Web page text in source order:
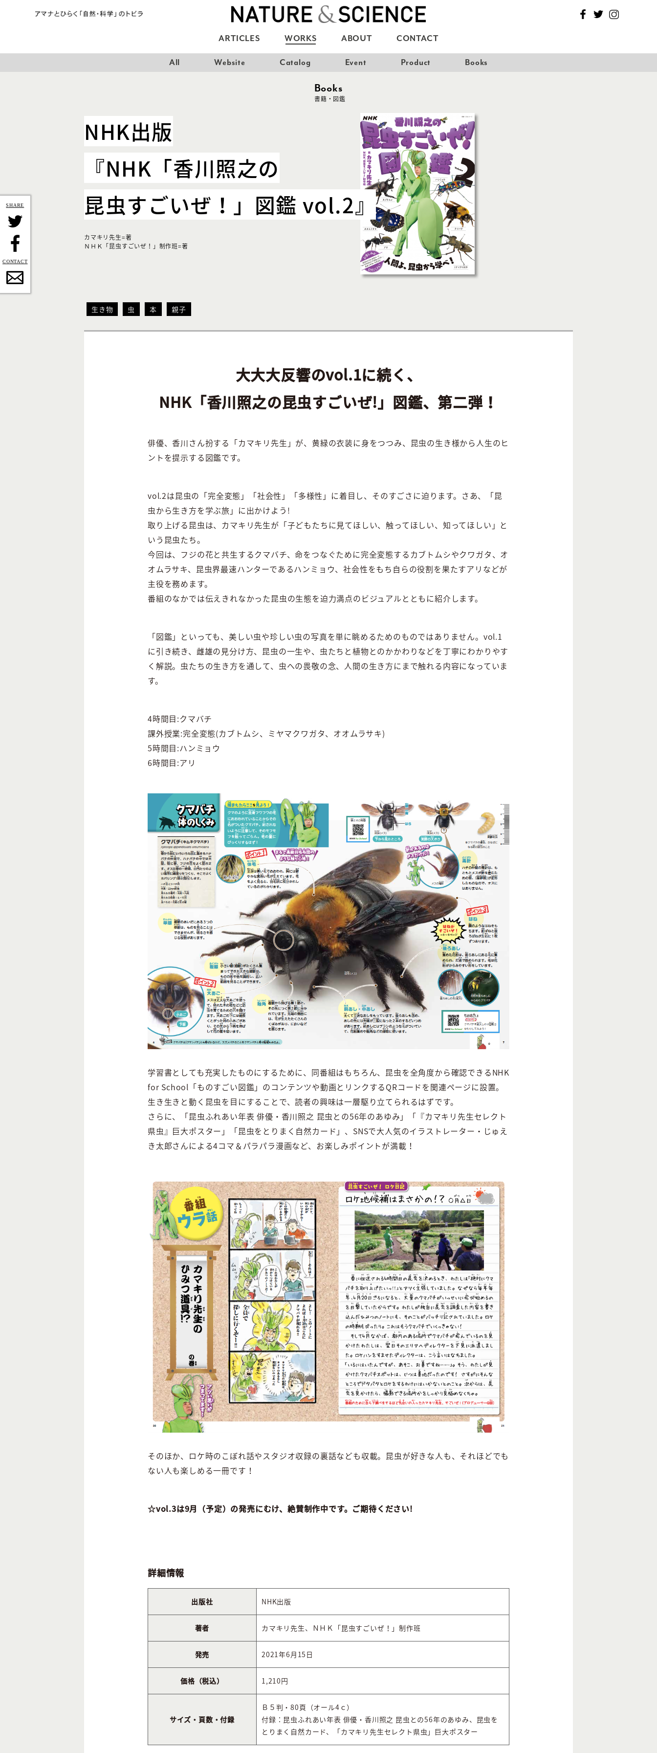
ARTICLES WORKS
All Website Catalog Event Product Books
ABOUT CONTACT
Books
書籍・図鑑
NHK出版
『NHK「香川照之の
昆虫すごいぜ！」図鑑 vol.2』
カマキリ先生=著
ＮＨＫ「昆虫すごいぜ！」制作班=著
生き物 虫 本 親子
大大大反響のvol.1に続く、
NHK「香川照之の昆虫すごいぜ!」図鑑、第二弾！
俳優、香川さん扮する「カマキリ先生」が、黄緑の衣装に身をつつみ、昆虫の生き様から人生のヒ
ントを提示する図鑑です。
vol.2は昆虫の「完全変態」「社会性」「多様性」に着目し、そのすごさに迫ります。さあ、「昆
虫から生き方を学ぶ旅」に出かけよう!
取り上げる昆虫は、カマキリ先生が「子どもたちに見てほしい、触ってほしい、知ってほしい」と
いう昆虫たち。
今回は、フジの花と共生するクマバチ、命をつなぐために完全変態するカブトムシやクワガタ、オ
オムラサキ、昆虫界最速ハンターであるハンミョウ、社会性をもち自らの役割を果たすアリなどが
主役を務めます。
番組のなかでは伝えきれなかった昆虫の生態を迫力満点のビジュアルとともに紹介します。
「図鑑」といっても、美しい虫や珍しい虫の写真を単に眺めるためのものではありません。vol.1
に引き続き、雌雄の見分け方、昆虫の一生や、虫たちと植物とのかかわりなどを丁寧にわかりやす
く解説。虫たちの生き方を通して、虫への畏敬の念、人間の生き方にまで触れる内容になっていま
す。
4時間目:クマバチ
課外授業:完全変態(カブトムシ、ミヤマクワガタ、オオムラサキ)
5時間目:ハンミョウ
6時間目:アリ
学習書としても充実したものにするために、同番組はもちろん、昆虫を全角度から確認できるNHK
for School「ものすごい図鑑」のコンテンツや動画とリンクするQRコードを関連ページに設置。
生き生きと動く昆虫を目にすることで、読者の興味は一層駆り立てられるはずです。
さらに、「昆虫ふれあい年表 俳優・香川照之 昆虫との56年のあゆみ」「『カマキリ先生セレクト
県虫』巨大ポスター」「昆虫をとりまく自然カード」、SNSで大人気のイラストレーター・じゅえ
き太郎さんによる4コマ＆パラパラ漫画など、お楽しみポイントが満載！
そのほか、ロケ時のこぼれ話やスタジオ収録の裏話なども収載。昆虫が好きな人も、それほどでも
ない人も楽しめる一冊です！
☆vol.3は9月（予定）の発売にむけ、絶賛制作中です。ご期待ください!
詳細情報
出版社 NHK出版
著者 カマキリ先生、ＮＨＫ「昆虫すごいぜ！」制作班
発売 2021年6月15日
価格（税込） 1,210円
サイズ・頁数・付録
Ｂ５判・80頁（オール4ｃ）
付録：昆虫ふれあい年表 俳優・香川照之 昆虫との56年のあゆみ、昆虫を
とりまく自然カード、「カマキリ先生セレクト県虫」巨大ポスター
Twitter
Facebook
Contact